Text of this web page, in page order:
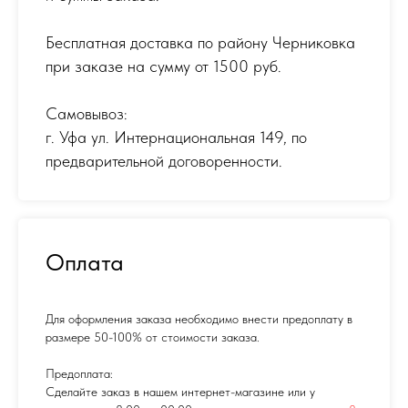
Бесплатная доставка по району Черниковка
при заказе на сумму от 1500 руб.
Самовывоз:
г. Уфа ул. Интернациональная 149, по
предварительной договоренности.
Оплата
Для оформления заказа необходимо внести предоплату в
размере 50-100% от стоимости заказа.
Предоплата:
Сделайте заказ в нашем интернет-магазине или у